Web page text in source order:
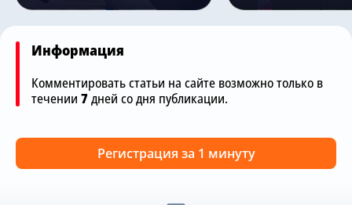
Информация
Комментировать статьи на сайте возможно только в
течении 7дней со дня публикации.
Регистрация за 1 минуту